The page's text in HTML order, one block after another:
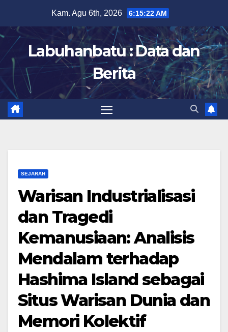
content
Kam. Agu 6th, 2026 6:15:23 AM
Labuhanbatu : Data dan
Berita
SEJARAH
Warisan Industrialisasi
dan Tragedi
Kemanusiaan: Analisis
Mendalam terhadap
Hashima Island sebagai
Situs Warisan Dunia dan
Memori Kolektif